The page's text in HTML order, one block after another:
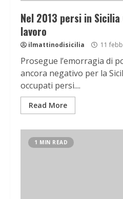
Nel 2013 persi in
lavoro
ilmattinodisicilia 11
Prosegue l’emorragia di
ancora negativo per la
occupati persi....
Read More
1 MIN READ